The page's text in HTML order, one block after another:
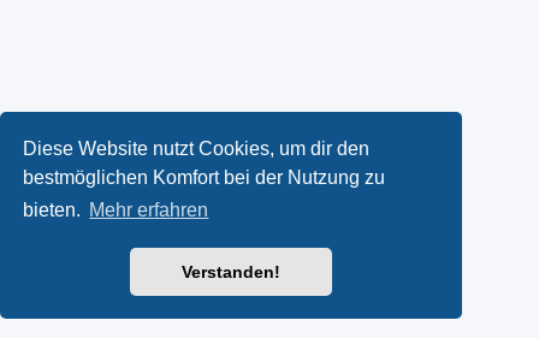
Diese Website nutzt Cookies, um dir den
bestmöglichen Komfort bei der Nutzung zu
bieten. Mehr erfahren
Verstanden!